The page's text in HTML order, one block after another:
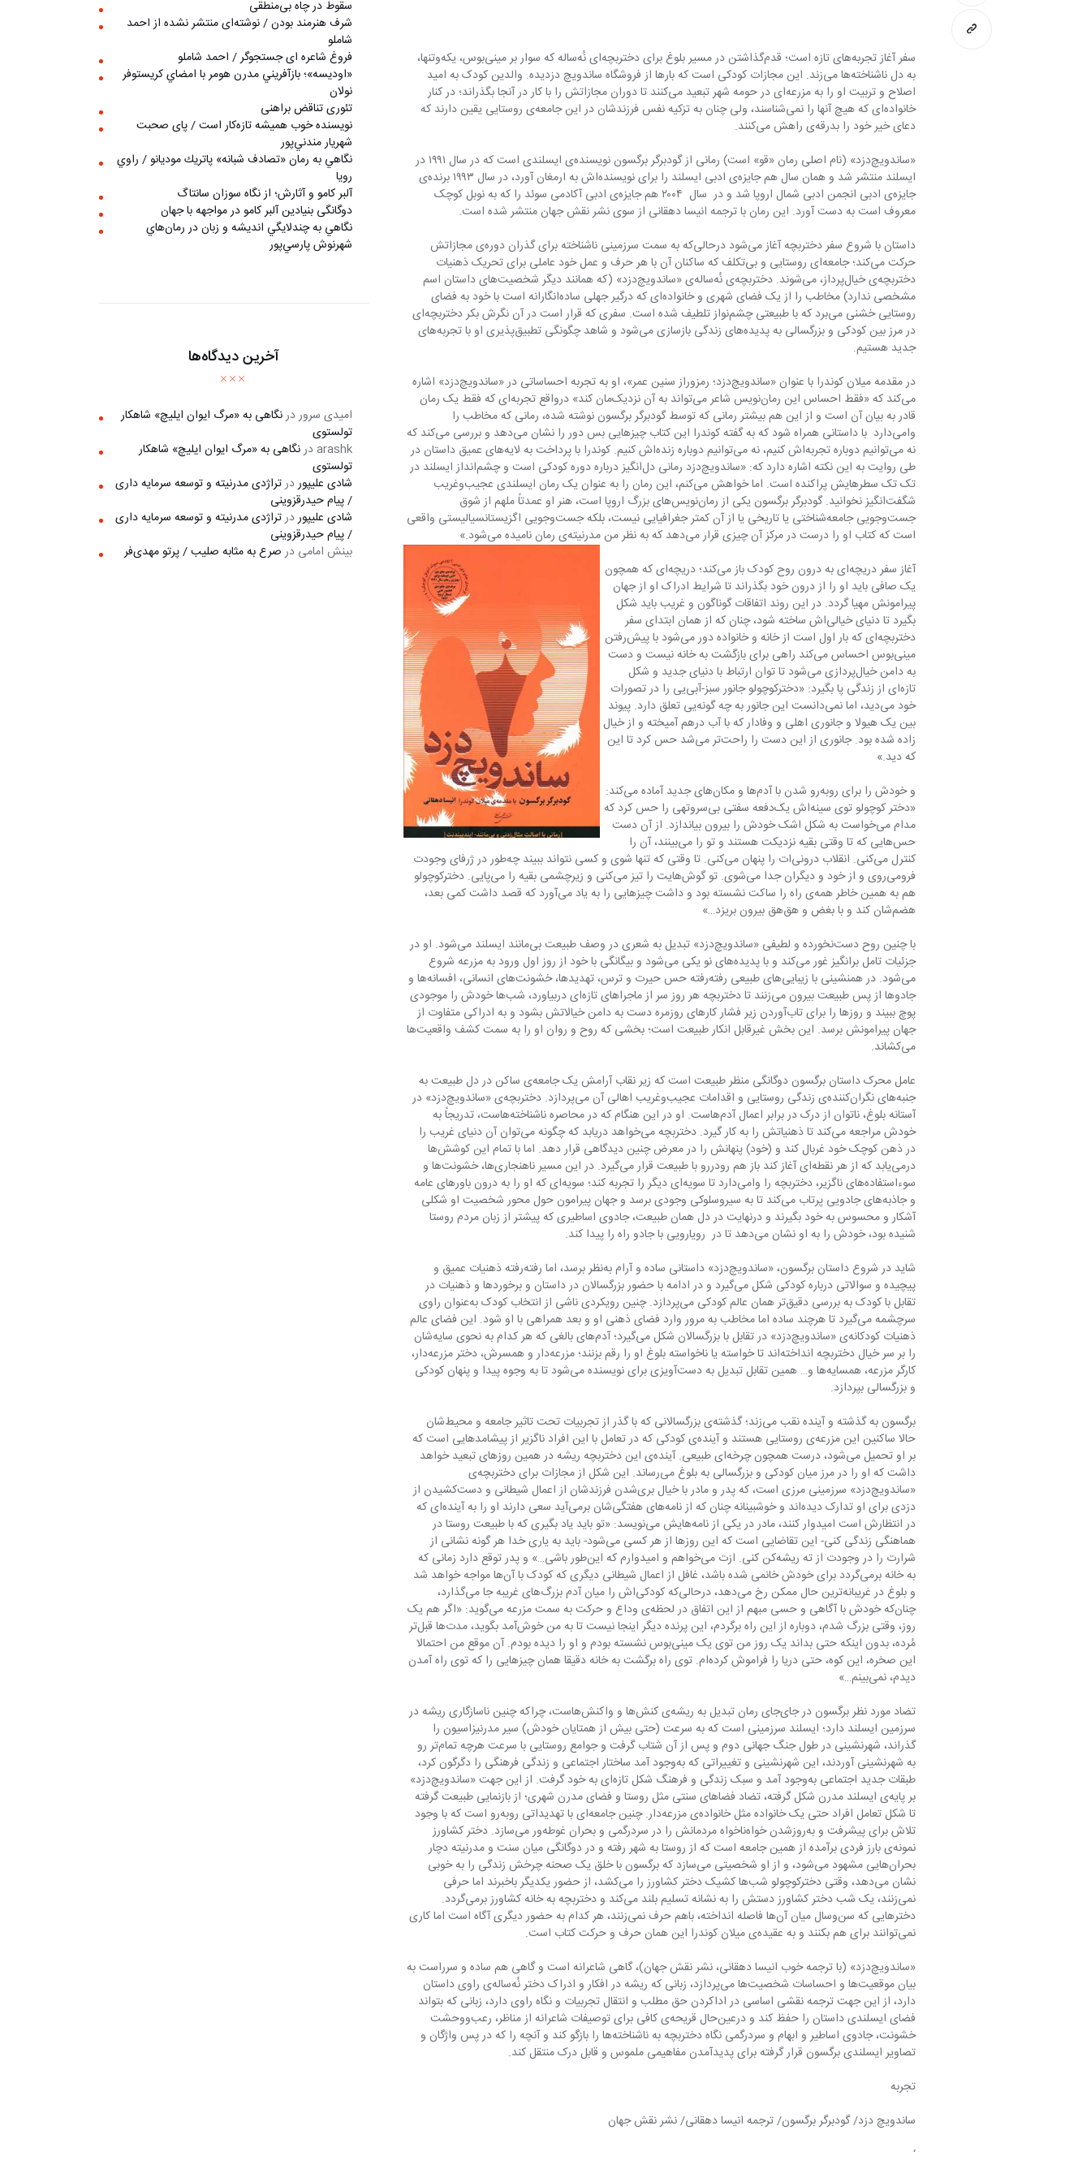
سفر آغاز تجربه‌های تازه است؛ قدم‌گذاشتن در مسیر بلوغ برای دختربچه‌ای نُه‌ساله که سوار بر مینی‌بوس، یکه‌وتنها،
به دل ناشناخته‌ها می‌زند. این مجازات کودکی است که بارها از فروشگاه ساندویچ دزدیده. والدین کودک به امید
اصلاح و تربیت او را به مزرعه‌ای در حومه‌ شهر تبعید می‌کنند تا دوران مجازاتش را با کار در آنجا بگذراند؛ در کنار
خانواده‌ای که هیچ آنها را نمی‌شناسند، ولی چنان به تزکیه نفس فرزندشان در این جامعه‌ی روستایی یقین دارند که
دعای خیر خود را بدرقه‌ی راهش می‌کنند.
«ساندویچ‌دزد» (نام اصلی رمان «قو» است) رمانی از گودبرگر برگسون نویسنده‌ی ایسلندی است که در سال ۱۹۹۱ در
ایسلند منتشر شد و همان سال هم جایزه‌ی ادبی ایسلند را برای نویسنده‌اش به ارمغان آورد، در سال ۱۹۹۳ برنده‌ی
جایزه‌ی ادبی انجمن ادبی شمال اروپا شد و در  سال  ۲۰۰۴ هم جایزه‌ی ادبی آکادمی سوئد را که به نوبل کوچک
معروف است به دست آورد. این رمان با ترجمه انیسا دهقانی از سوی نشر نقش جهان منتشر شده است.
داستان با شروع سفر دختربچه آغاز می‌شود درحالی‌که به سمت سرزمینی ناشناخته برای گذران دوره‌ی مجازاتش
حرکت می‌کند؛ جامعه‌ای روستایی و بی‌تکلف که ساکنان آن با هر حرف و عمل خود عاملی برای تحریک ذهنیات
دختربچه‌ی خیال‌پرداز‌، می‌شوند. دختربچه‌ی نُه‌ساله‌ی «ساندویچ‌دزد» (که همانند دیگر شخصیت‌های داستان اسم
مشخصی ندارد) مخاطب را از یک فضای شهری و خانواده‌ای که درگیر جهلی ساده‌انگارانه است با خود به فضای
روستایی خشنی می‌برد که با طبیعتی چشم‌نواز تلطیف شده است. سفری که قرار است در آن نگرش بکر دختربچه‌ای
در مرز بین کودکی و بزرگسالی به پدیده‌های زندگی بازسازی می‌شود و شاهد چگونگی تطبیق‌پذیری او با تجربه‌های
جدید هستیم.
در مقدمه‌ میلان کوندرا با عنوان «ساندویچ‌دزد؛ رمزوراز سنین عمر»، او به تجربه احساساتی در «ساندویچ‌دزد» اشاره
می‌کند که «فقط احساس این رمان‌نویس شاعر می‌تواند به آن نزدیک‌مان کند» درواقع تجربه‌ای که فقط یک رمان
قادر به بیان آن است و از این هم بیشتر رمانی که توسط گودبرگر برگسون نوشته شده، رمانی که مخاطب را
وامی‌دارد  با داستانی همراه شود که به گفته‌ کوندرا این کتاب چیزهایی بس دور را نشان می‌دهد و بررسی می‌کند که
نه می‌توانیم دوباره تجربه‌اش کنیم، نه می‌توانیم دوباره زنده‌اش کنیم. کوندرا با پرداخت به لایه‌های عمیق داستان در
طی روایت به این نکته اشاره دارد که: «ساندویچ‌دزد رمانی دل‌انگیز درباره دوره کودکی است و چشم‌انداز ایسلند در
تک تک سطرهایش پراکنده است. اما خواهش می‌کنم، این رمان را به عنوان یک رمان ایسلندی عجیب‌وغریب
شگفت‌انگیز نخوانید. گودبرگر برگسون یکی از رمان‌نویس‌های بزرگ اروپا است، هنر او عمدتاً ملهم از شوق
جست‌وجویی جامعه‌شناختی یا تاریخی یا از آن کمتر جغرافیایی نیست، بلکه جست‌وجویی اگزیستانسیالیستی واقعی
است که کتاب او را درست در مرکز آن چیزی قرار می‌دهد که به نظر من مدرنیته‌ی رمان نامیده می‌شود.»
آغاز سفر دریچه‌ای به درون روح کودک باز می‌کند؛ دریچه‌ای که همچون
یک صافی باید او را از درون خود بگذراند تا شرایط ادراک او از جهان
پیرامونش مهیا گردد. در این روند اتفاقات گوناگون و غریب باید شکل
بگیرد تا دنیای خیالی‌اش ساخته شود، چنان که از همان ابتدای سفر
دختربچه‌ای که بار اول است از خانه و خانواده دور می‌شود با پیش‌رفتن
مینی‌بوس احساس می‌کند راهی برای بازگشت به خانه نیست و دست
به دامن خیال‌پردازی می‌شود تا توان ارتباط با دنیای جدید و شکل
تازه‌‌ای از زندگی پا بگیرد: «دخترکوچولو جانور سبز-آبی‌یی را در تصورات
خود می‌دید، اما نمی‌دانست این جانور به چه گونه‌یی تعلق دارد. پیوند
بین یک هیولا و جانوری اهلی و وفادار که با آب درهم آمیخته و از خیال
زاده شده بود. جانوری از این دست را راحت‌تر می‌شد حس کرد تا این
که دید.»
و خودش را برای روبه‌رو شدن با آدم‌ها و مکان‌های جدید آماده می‌کند:
«دختر کوچولو توی سینه‌اش یک‌دفعه سفتی بی‌سروتهی را حس کرد که
مدام می‌خواست به شکل اشک خودش را بیرون بیاندازد. از آن دست
حس‌هایی که تا وقتی بقیه نزدیکت هستند و تو را می‌بینند، آن را
کنترل می‌کنی. انقلاب درونی‌ات را پنهان می‌کنی. تا وقتی که تنها شوی و کسی نتواند ببیند چه‌طور در ژرفای وجودت
فرومی‌روی و از خود و دیگران جدا می‌شوی. تو گوش‌هایت را تیز می‌کنی و زیرچشمی بقیه را می‌پایی. دخترکوچولو
هم به همین خاطر همه‌ی راه را ساکت نشسته بود و داشت چیزهایی را به یاد می‌آورد که قصد داشت کمی بعد،
هضم‌شان کند و با بغض و هق‌هق بیرون بریزد…»
با چنین روح دست‌نخورده و لطیفی «ساندویچ‌دزد» تبدیل به شعری در وصف طبیعت بی‌مانند ایسلند می‌شود. او در
جزئیات تامل برانگیز غور می‌کند و با پدیده‌های نو یکی می‌شود و بیگانگی با خود از روز اول ورود به مزرعه شروع
می‌شود. در همنشینی با زیبایی‌های طبیعی رفته‌رفته حس حیرت و ترس، تهدیدها، خشونت‌های انسانی، افسانه‌ها و
جادوها از پس طبیعت بیرون می‌زنند تا دختربچه هر روز سر از ماجراهای تازه‌ای دربیاورد، شب‌ها خودش را موجودی
پوچ ببیند و روزها را برای تاب‌آوردن زیر فشار کارهای روزمره دست به دامن خیالاتش بشود و به ادراکی متفاوت از
جهان پیرامونش برسد. این بخش غیرقابل انکار طبیعت است؛ بخشی که روح و روان او را به سمت کشف واقعیت‌ها
می‌کشاند.
عامل محرک داستان برگسون دوگانگی منظر طبیعت است که زیر نقاب آرامش یک جامعه‌ی ساکن در دل طبیعت به
جنبه‌های نگران‌کننده‌ی زندگی روستایی و اقدامات عجیب‌وغریب اهالی آن می‌پردازد. دختربچه‌ی «ساندویچ‌دزد» در
آستانه بلوغ، ناتوان از درک در برابر اعمال آدم‌هاست. او در این هنگام که در محاصره ناشناخته‌هاست، تدریجاً به
خودش مراجعه می‌کند تا ذهنیاتش را به کار گیرد. دختربچه می‌خواهد دریابد که چگونه می‌توان آن دنیای غریب را
در ذهن کوچک خود غربال کند و (خود) پنهانش را در معرض چنین دیدگاهی قرار دهد. اما با تمام این کوشش‌ها
درمی‌یابد که از هر نقطه‌ای آغاز کند باز هم رودررو با طبیعت قرار می‌گیرد. در این مسیر ناهنجاری‌ها، خشونت‌ها و
سوءاستفاده‌های ناگزیر، دختربچه را وامی‌دارد تا سویه‌ای دیگر را تجربه کند؛ سویه‌ای که او را به درون باورهای عامه
و جاذبه‌های جادویی پرتاب می‌کند تا به سیروسلوکی وجودی برسد و جهان پیرامون حول محور شخصیت او شکلی
آشکار و محسوس به خود بگیرند و درنهایت در دل همان طبیعت، جادوی اساطیری که پیشتر از زبان مردم روستا
شنیده بود، خودش را به او نشان می‌دهد تا در  رویارویی با جادو راه را پیدا کند.
شاید در شروع داستان برگسون، «ساندویچ‌دزد» داستانی ساده و آرام به‌نظر برسد، اما رفته‌رفته ذهنیات عمیق و
پیچیده و سوالاتی درباره کودکی شکل می‌گیرد و در ادامه با حضور بزرگسالان در داستان و برخوردها و ذهنیات در
تقابل با کودک به بررسی دقیق‌تر همان عالم کودکی می‌پردازد. چنین رویکردی ناشی از انتخاب کودک به‌عنوان راوی
سرچشمه می‌گیرد تا هرچند ساده اما مخاطب به مرور وارد فضای ذهنی او و بعد همراهی با او شود. این فضای عالم
ذهنیات کودکانه‌ی «ساندویچ‌دزد» در تقابل با بزرگسالان شکل می‌گیرد؛ آدم‌های بالغی که هر کدام به نحوی سایه‌شان
را بر سر خیال دختربچه انداخته‌اند تا خواسته یا ناخواسته بلوغ او را رقم بزنند؛ مزرعه‌دار و همسرش، دختر مزرعه‌دار،
کارگر مزرعه، همسایه‌ها و… همین تقابل تبدیل به دست‌آویزی برای نویسنده می‌شود تا به وجوه پیدا و پنهان کودکی
و بزرگسالی بپردازد.
برگسون به گذشته و آینده نقب می‌زند؛ گذشته‌ی بزرگسالانی که با گذر از تجربیات تحت تاثیر جامعه و محیط‌شان
حالا ساکنین این مزرعه‌ی روستایی هستند و آینده‌ی کودکی که در تعامل با این افراد ناگزیر از پیشامدهایی‌ است که
بر او تحمیل می‌شود، درست همچون چرخه‌ای طبیعی. آینده‌ی این دختربچه ریشه در همین روزهای تبعید خواهد
داشت که او را در مرز میان کودکی و بزرگسالی به بلوغ می‌رساند. این شکل از مجازات برای دختربچه‌ی
«ساندویچ‌دزد» سرزمینی مرزی ا‌ست، که پدر و مادر با خیال بری‌شدن فرزندشان از اعمال شیطانی و دست‌کشیدن از
دزدی برای او تدارک دیده‌اند و خوشبینانه چنان که از نامه‌های هفتگی‌شان برمی‌آید سعی دارند او را به آینده‌ای که
در انتظارش است امیدوار کنند، مادر در یکی از نامه‌هایش می‌نویسد: «تو باید یاد بگیری که با طبیعت روستا در
هماهنگی زندگی کنی- این تقاضایی است که این روزها از هر کسی می‌شود- باید به یاری خدا هر گونه نشانی از
شرارت را در وجودت از ته ریشه‌کن کنی. ازت می‌خواهم و امیدوارم که این‌طور باشی…» و پدر توقع دارد زمانی که
به خانه برمی‌گردد برای خودش خانمی شده باشد، غافل از اعمال شیطانی دیگری که کودک با آن‌ها مواجه خواهد شد
و بلوغ در غریبانه‌ترین حال ممکن رخ می‌دهد، درحالی‌که کودکی‌اش را میان آدم بزرگ‌های غریبه جا می‌گذارد،
چنان‌که خودش با آگاهی و حسی مبهم از این اتفاق در لحظه‌ی وداع و حرکت به سمت مزرعه می‌گوید: «اگر هم یک
روز، وقتی بزرگ شدم، دوباره از این راه برگردم، این پرنده دیگر اینجا نیست تا به من خوش‌آمد بگوید، مدت‌ها قبل‌تر
مُرده، بدون اینکه حتی بداند یک روز من توی یک مینی‌بوس نشسته بودم و او را دیده بودم. آن موقع من احتمالا
این صخره، این کوه، حتی دریا را فراموش کرده‌ام. توی راه برگشت به خانه دقیقا همان چیزهایی را که توی راه آمدن
دیدم، نمی‌بینم…»
تضاد مورد نظر برگسون در جای‌جای رمان تبدیل به ریشه‌ی کنش‌ها و واکنش‌هاست، چراکه چنین ناسازگاری ریشه در
سرزمین ایسلند دارد؛ ایسلند سرزمینی ا‌ست که به سرعت (حتی بیش از همتایان خودش) سیر مدرنیزاسیون را
گذراند، شهرنشینی در طول جنگ جهانی دوم و پس از آن شتاب گرفت و جوامع روستایی با سرعت هرچه تمام‌تر رو
به شهرنشینی آوردند، این شهرنشینی و تغییراتی که به‌وجود آمد ساختار اجتماعی و زندگی فرهنگی را دگرگون کرد،
طبقات جدید اجتماعی به‌وجود آمد و سبک زندگی و فرهنگ شکل تازه‌ای به خود گرفت. از این جهت «ساندویچ‌دزد»
بر پایه‌ی ایسلند مدرن شکل گرفته، تضاد فضاهای سنتی مثل روستا و فضای مدرن شهری؛ از بازنمایی طبیعت گرفته
تا شکل تعامل افراد حتی یک خانواده مثل خانواده‌ی مزرعه‌دار. چنین جامعه‌ای با تهدیداتی روبه‌رو است که با وجود
تلاش برای پیشرفت و به‌روز‌شدن خواه‌ناخواه مردمانش را در سردرگمی و بحران غوطه‌ور می‌سازد. دختر کشاورز
نمونه‌ی بارز فردی برآمده از همین جامعه است که از روستا به شهر رفته و در دوگانگی میان سنت و مدرنیته دچار
بحران‌هایی مشهود می‌شود، و از او شخصیتی می‌سازد که برگسون با خلق یک صحنه چرخش زندگی را به خوبی
نشان می‌دهد، وقتی دخترکوچولو شب‌ها کشیک دختر کشاورز را می‌کشد، از حضور یکدیگر باخبرند اما حرفی
نمی‌زنند، یک شب دختر کشاورز دستش را به نشانه تسلیم بلند می‌کند و دختربچه به خانه کشاورز برمی‌گردد.
دخترهایی که سن‌وسال میان آن‌ها فاصله انداخته، باهم حرف نمی‌زنند، هر کدام به حضور دیگری آگاه است اما کاری
نمی‌توانند برای هم بکنند و به عقیده‌ی میلان کوندرا این همان حرف و حرکت کتاب است.
«ساندویچ‌دزد» (با ترجمه خوب انیسا دهقانی، نشر نقش جهان)، گاهی شاعرانه است و گاهی هم ساده و سرراست به
بیان موقعیت‌ها و احساسات شخصیت‌ها می‌پردازد، زبانی که ریشه در افکار و ادراک دختر نُه‌ساله‌‌ی راوی داستان
دارد، از این جهت ترجمه نقشی اساسی در اداکردن حق مطلب و انتقال تجربیات و نگاه راوی دارد، زبانی که بتواند
فضای ایسلندی داستان را حفظ کند و درعین‌حال قریحه‌ی کافی برای توصیفات شاعرانه از مناظر، رعب‌ووحشت
خشونت، جادوی اساطیر و ابهام و سردرگمی نگاه دختربچه به ناشناخته‌ها را بازگو کند و آنچه را که در پس واژگان و
تصاویر ایسلندی برگسون قرار گرفته برای پدیدآمدن مفاهیمی ملموس و قابل درک منتقل کند.
تجربه
ساندویچ دزد/ گودبرگر برگسون/ ترجمه انیسا دهقانی/ نشر نقش جهان
‘
سقوط در چاه بی‌منطقی
شرف هنرمند بودن / نوشته‌ای منتشر نشده از احمد
شاملو
فروغ شاعره ای جستجوگر / احمد شاملو
«اوديسه»؛ بازآفريني مدرن هومر با امضاي كريستوفر
نولان
تئوری تناقض براهنی
نويسنده خوب هميشه تازه‌كار است / پای صحبت
شهريار مندني‌پور
نگاهي به رمان «تصادف شبانه» پاتريك موديانو / راوي
رويا
آلبر کامو و آثارش؛ از نگاه سوزان سانتاگ
دوگانگی بنیادین آلبر کامو در مواجهه با جهان
نگاهي به چندلايگي انديشه و زبان در رمان‌هاي
شهرنوش پارسي‌پور
آخرین دیدگاه‌ها
امیدی سروردرنگاهی به «مرگ ايوان ايليچ» شاهکار
تولستوی
arashkدرنگاهی به «مرگ ايوان ايليچ» شاهکار
تولستوی
شادی علیپوردرتراژدی مدرنیته و توسعه سرمایه داری
/ پیام حیدرقزوینی
شادی علیپوردرتراژدی مدرنیته و توسعه سرمایه داری
/ پیام حیدرقزوینی
بینش امامی درصرع به مثابه صلیب / پرتو مهدی‌فر